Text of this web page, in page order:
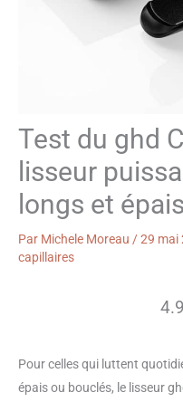
Test du ghd
lisseur
longs et épais
Par Michele Moreau /29 mai
capillaires
Pour celles qui luttent
épais ou bouclés, le lisseur